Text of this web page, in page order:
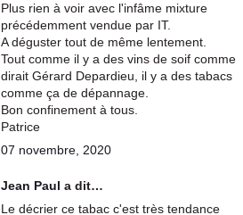
Plus rien à voir avec l'infâme mixture
précédemment vendue par IT.
A déguster tout de même lentement.
Tout comme il y a des vins de soif comme
dirait Gérard Depardieu, il y a des tabacs
comme ça de dépannage.
Bon confinement à tous.
Patrice
07 novembre, 2020
Jean Paul a dit…
Le décrier ce tabac c'est très tendance